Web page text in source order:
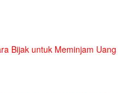
Bijak untuk Meminjam Uang